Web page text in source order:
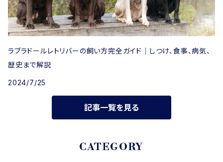
ラブラドールレトリバーの飼い方完全ガイド｜しつけ、食事、病気、
歴史まで解説
2024/7/25
記事一覧を見る
CATEGORY